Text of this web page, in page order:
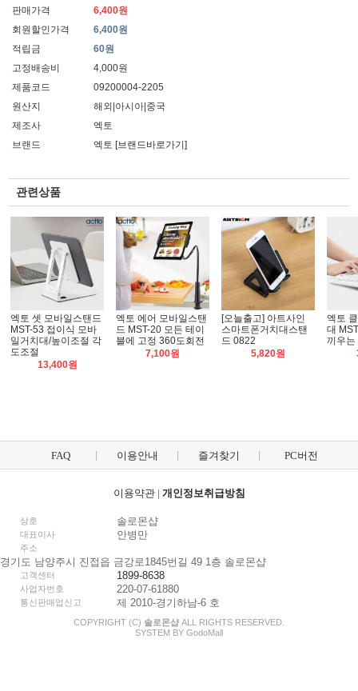
판매가격
6,400원
회원할인가격
6,400원
적립금
60원
고정배송비
4,000원
제품코드
09200004-2205
원산지
해외|아시아|중국
제조사
엑토
브랜드
엑토 [브랜드바로가기]
관련상품
엑토 셋 모바일스탠드
MST-53 접이식 모바
일거치대/높이조절 각
도조절
13,400원
엑토 에어 모바일스탠
드 MST-20 모든 테이
블에 고정 360도회전
7,100원
[오늘출고] 아트사인
스마트폰거치대스탠
드 0822
5,820원
엑토
대
끼우는
FAQ 이용안내 즐겨찾기 PC버전
이용약관| 개인정보취급방침
상호 솔로몬샵
대표이사 안병만
주소
경기도 남양주시 진접읍 금강로1845번길 49 1층 솔로몬샵
고객센터 1899-8638
사업자번호 220-07-61880
통신판매업신고 제 2010-경기하남-6 호
COPYRIGHT (C) 솔로몬샵 ALL RIGHTS RESERVED.
SYSTEM BY GodoMall